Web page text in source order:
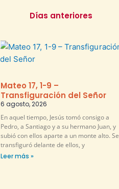
Días anteriores
Mateo 17, 1-9 –
Transfiguración del Señor
6 agosto, 2026
En aquel tiempo, Jesús tomó consigo a
Pedro, a Santiago y a su hermano Juan, y
subió con ellos aparte a un monte alto. Se
transfiguró delante de ellos, y
Leer más »